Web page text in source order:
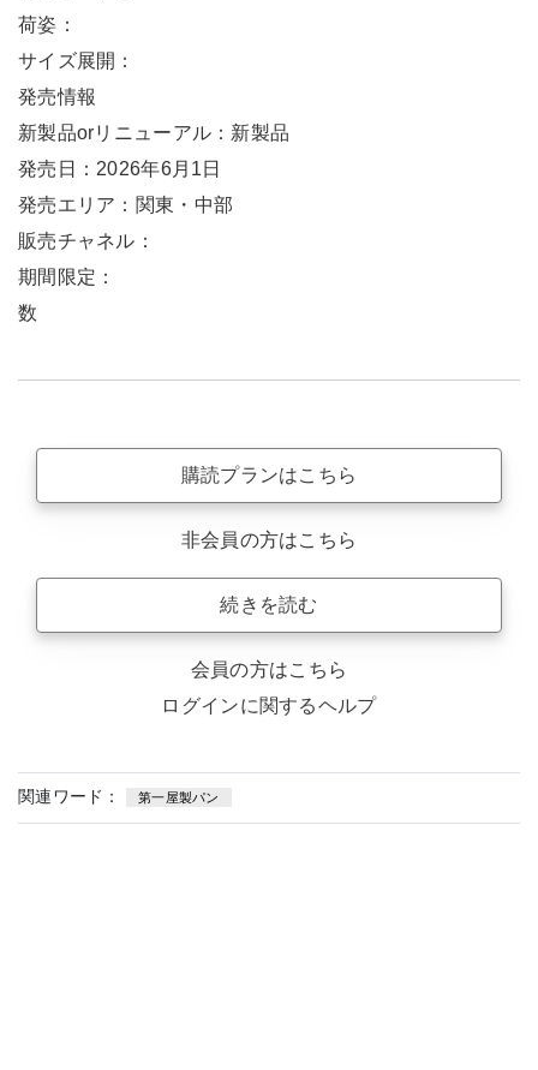
荷姿：
サイズ展開：
発売情報
新製品orリニューアル：新製品
発売日：2026年6月1日
発売エリア：関東・中部
販売チャネル：
期間限定：
数
購読プランはこちら
非会員の方はこちら
続きを読む
会員の方はこちら
ログインに関するヘルプ
関連ワード： 第一屋製パン